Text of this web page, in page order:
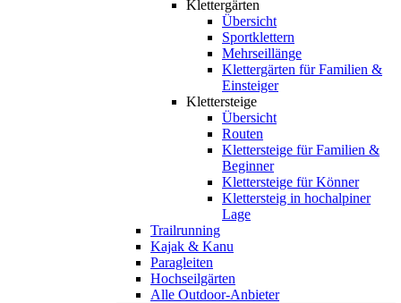
Klettergärten
Übersicht
Sportklettern
Mehrseillänge
Klettergärten für Familien &
Einsteiger
Klettersteige
Übersicht
Routen
Klettersteige für Familien &
Beginner
Klettersteige für Könner
Klettersteig in hochalpiner
Lage
Trailrunning
Kajak & Kanu
Paragleiten
Hochseilgärten
Alle Outdoor-Anbieter